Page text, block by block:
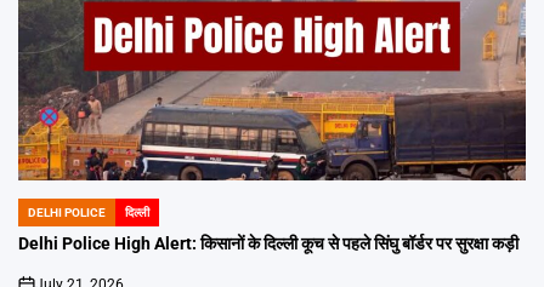
POSTED
IN
DELHI POLICE दिल्ली
Delhi Police High Alert: किसानों के दिल्ली कूच से पहले सिंघु बॉर्डर पर सुरक्षा कड़ी